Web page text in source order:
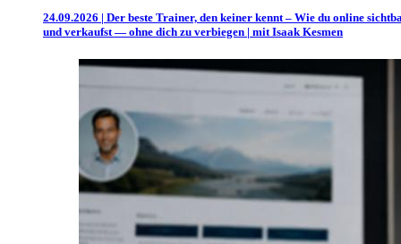
24.09.2026 | Der beste Trainer, den keiner kennt – Wie du online
und verkaufst — ohne dich zu verbiegen | mit Isaak Kesmen